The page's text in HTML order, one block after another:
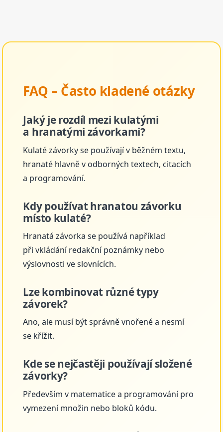
FAQ – Často kladené otázky
Jaký je rozdíl mezi kulatými
a hranatými závorkami?
Kulaté závorky se používají v běžném textu,
hranaté hlavně v odborných textech, citacích
a programování.
Kdy používat hranatou závorku
místo kulaté?
Hranatá závorka se používá například
při vkládání redakční poznámky nebo
výslovnosti ve slovnících.
Lze kombinovat různé typy
závorek?
Ano, ale musí být správně vnořené a nesmí
se křížit.
Kde se nejčastěji používají složené
závorky?
Především v matematice a programování pro
vymezení množin nebo bloků kódu.